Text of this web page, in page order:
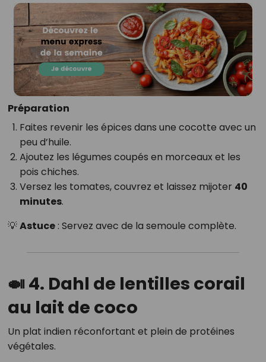
Préparation
Faites revenir les épices dans une cocotte avec un
peu d’huile.
Ajoutez les légumes coupés en morceaux et les
pois chiches.
Versez les tomates, couvrez et laissez mijoter 40
minutes.
💡Astuce: Servez avec de la semoule complète.
🍛 4. Dahl de lentilles corail
au lait de coco
Un plat indien réconfortant et plein de protéines
végétales.